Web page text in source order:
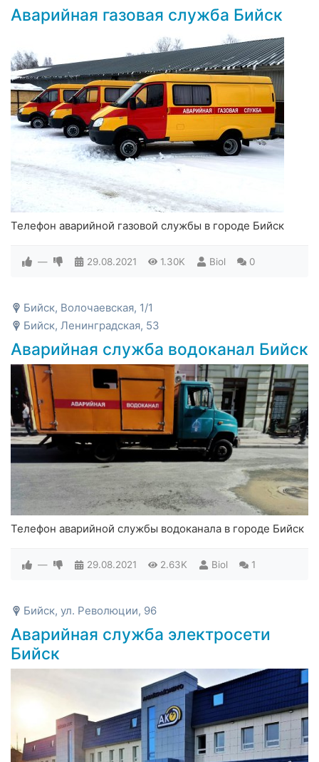
Аварийная газовая служба Бийск
Телефон аварийной газовой службы в городе Бийск
— 29.08.2021 1.30K Biol 0
Бийск, Волочаевская, 1/1
Бийск, Ленинградская, 53
Аварийная служба водоканал Бийск
Телефон аварийной службы водоканала в городе Бийск
— 29.08.2021 2.63K Biol 1
Бийск, ул. Революции, 96
Аварийная служба электросети
Бийск